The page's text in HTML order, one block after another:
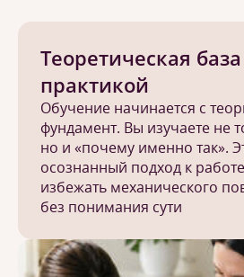
Теоретическая
практикой
Обучение начинается с
фундамент. Вы изучаете не
но и «почему именно так».
осознанный подход к
избежать механического
без понимания сути